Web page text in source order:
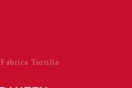
Fabrica Tortilla